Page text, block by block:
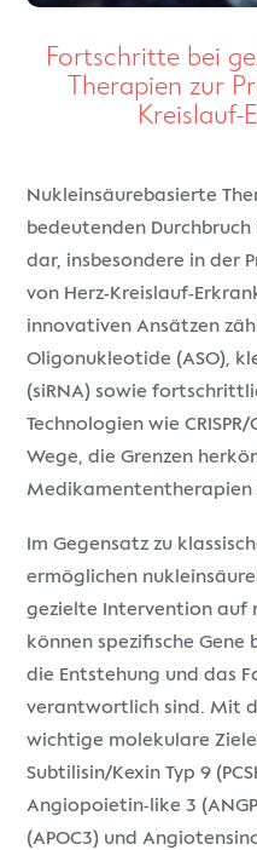
Fortschritte bei
Therapien zur
Kreislauf-
Nukleinsäurebasierte
bedeutenden
dar, insbesondere in der
von Herz-Kreislauf-
innovativen Ansätzen
Oligonukleotide (ASO),
(siRNA) sowie
Technologien wie
Wege, die Grenzen
Medikamententherapien
Im Gegensatz zu
ermöglichen
gezielte Intervention auf
können spezifische
die Entstehung und das
verantwortlich sind. Mit
wichtige molekulare
Subtilisin/Kexin Typ 9
Angiopoietin-like 3
(APOC3) und